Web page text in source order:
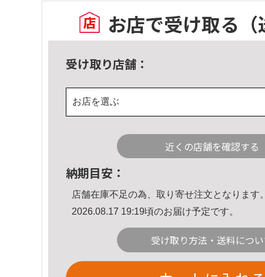
お店で受け取る
受け取り店舗：
お店を選ぶ
近くの店舗を確認する
納期目安：
店舗在庫不足の為、取り寄せ注文となります。
2026.08.17 19:19頃のお届け予定です。
受け取り方法・送料につ